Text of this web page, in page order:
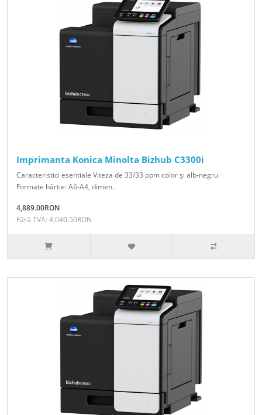
Imprimanta Konica Minolta Bizhub C3300i
Caracteristici esentiale Viteza de 33/33 ppm color şi alb-negru
Formate hârtie: A6-A4, dimen..
4,889.00RON
Fără TVA: 4,040.50RON